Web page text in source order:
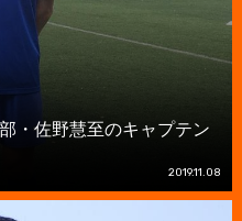
・佐野慧至のキャプテン
2019.11.08